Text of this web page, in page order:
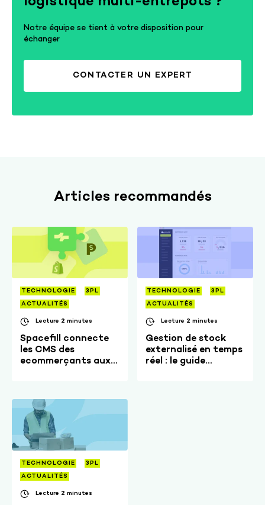
Notre équipe se tient à votre disposition pour
échanger
CONTACTER UN EXPERT
Articles recommandés
Lecture 2 minutes
TECHNOLOGIE
3PL
ACTUALITÉS
Spacefill connecte
les CMS des
ecommerçants aux
Lecture 2 minutes
TECHNOLOGIE
3PL
ACTUALITÉS
Gestion de stock
externalisé en temps
réel : le guide
Lecture 2 minutes
TECHNOLOGIE
3PL
ACTUALITÉS